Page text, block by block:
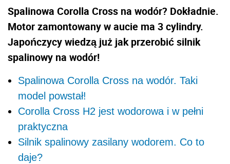
Spalinowa Corolla Cross na wodór? Dokładnie.
Motor zamontowany w aucie ma 3 cylindry.
Japończycy wiedzą już jak przerobić silnik
spalinowy na wodór!
Spalinowa Corolla Cross na wodór. Taki
model powstał!
Corolla Cross H2 jest wodorowa i w pełni
praktyczna
Silnik spalinowy zasilany wodorem. Co to
daje?